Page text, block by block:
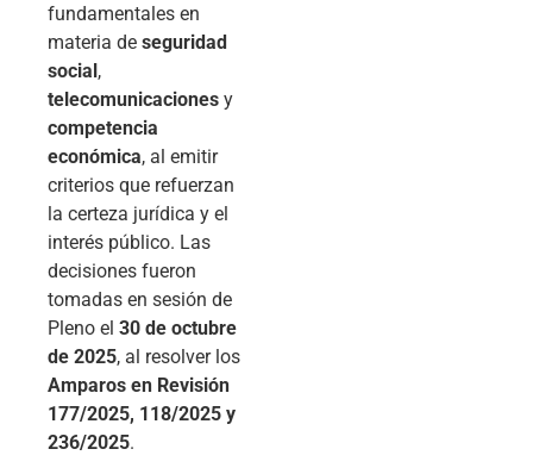
fundamentales en
materia de seguridad
social,
telecomunicaciones y
competencia
económica, al emitir
criterios que refuerzan
la certeza jurídica y el
interés público. Las
decisiones fueron
tomadas en sesión de
Pleno el 30 de octubre
de 2025, al resolver los
Amparos en Revisión
177/2025, 118/2025 y
236/2025.